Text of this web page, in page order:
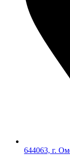
644063, г.